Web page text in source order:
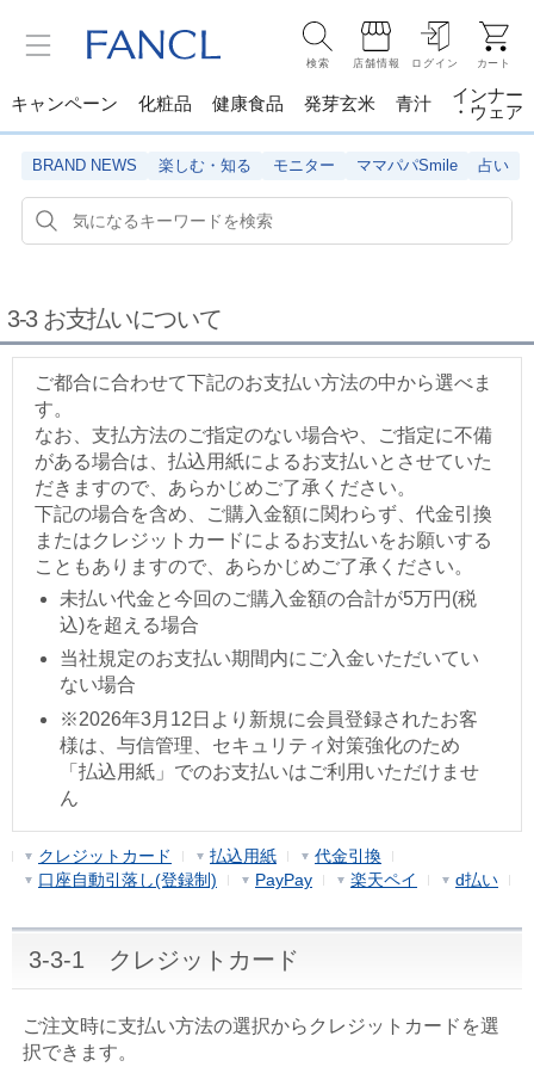
検索 店舗情報 ログイン カート
キャンペーン 化粧品 健康食品 発芽玄米 青汁
インナー
・ウェア
BRAND NEWS 楽しむ・知る モニター ママパパSmile 占い
3-3 お支払いについて
ご都合に合わせて下記のお支払い方法の中から選べま
す。
なお、支払方法のご指定のない場合や、ご指定に不備
がある場合は、払込用紙によるお支払いとさせていた
だきますので、あらかじめご了承ください。
下記の場合を含め、ご購入金額に関わらず、代金引換
またはクレジットカードによるお支払いをお願いする
こともありますので、あらかじめご了承ください。
未払い代金と今回のご購入金額の合計が5万円(税
込)を超える場合
当社規定のお支払い期間内にご入金いただいてい
ない場合
※2026年3月12日より新規に会員登録されたお客
様は、与信管理、セキュリティ対策強化のため
「払込用紙」でのお支払いはご利用いただけませ
ん
クレジットカード 払込用紙
代金引換
口座自動引落し(登録制)
PayPay 楽天ペイ d払い
3-3-1 クレジットカード
ご注文時に支払い方法の選択からクレジットカードを選
択できます。